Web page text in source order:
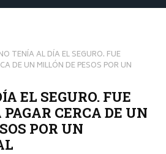
TENÍA AL DÍA EL SEGURO. FUE
DE UN MILLÓN DE PESOS POR UN
EL SEGURO. FUE
CERCA DE UN
POR UN